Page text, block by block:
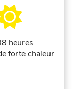
heures
forte chaleur